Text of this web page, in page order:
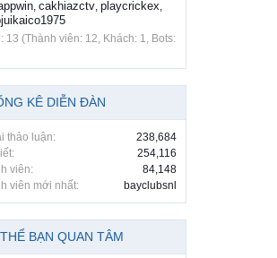
, cakhiazctv, playcrickex,
13 (Thành viên: 12, Khách: 1, Bots:
KÊ DIỄN ĐÀN
thảo luận:
238,684
254,116
viên:
84,148
viên mới nhất:
bayclubsnl
BẠN QUAN TÂM